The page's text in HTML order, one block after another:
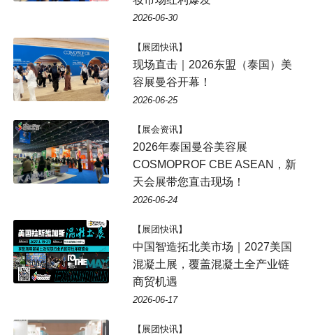
2026-06-30
【展团快讯】
现场直击｜2026东盟（泰国）美
容展曼谷开幕！
2026-06-25
【展会资讯】
2026年泰国曼谷美容展
COSMOPROF CBE ASEAN，新
天会展带您直击现场！
2026-06-24
【展团快讯】
中国智造拓北美市场｜2027美国
混凝土展，覆盖混凝土全产业链
商贸机遇
2026-06-17
【展团快讯】